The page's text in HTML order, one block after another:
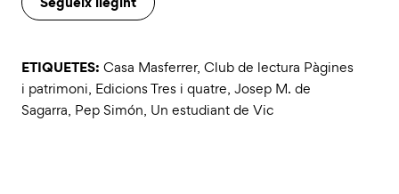
ETIQUETES: Casa Masferrer, Club de lectura Pàgines
i patrimoni, Edicions Tres i quatre, Josep M. de
Sagarra, Pep Simón, Un estudiant de Vic